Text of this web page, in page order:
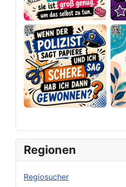
Original herunterladen
Regionen
Regiosucher